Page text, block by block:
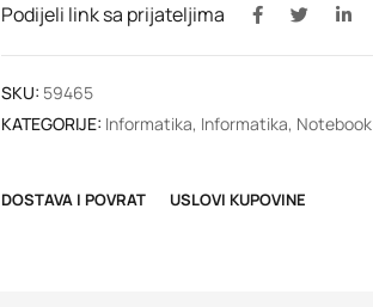
Podijeli link sa prijateljima
SKU: 59465
KATEGORIJE: Informatika, Informatika, Notebook
DOSTAVA I POVRAT USLOVI KUPOVINE